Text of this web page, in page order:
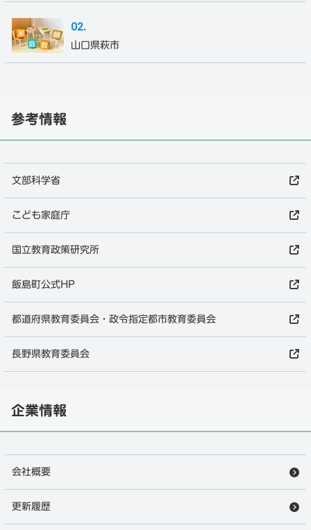
山口県萩市
参考情報
文部科学省
こども家庭庁
国立教育政策研究所
飯島町公式HP
都道府県教育委員会・政令指定都市教育委員会
長野県教育委員会
企業情報
会社概要
更新履歴